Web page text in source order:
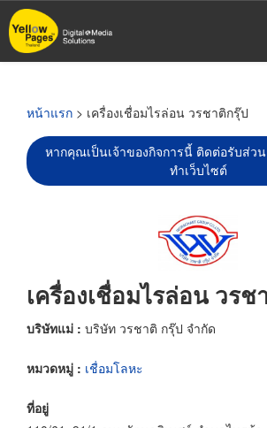
ข้าม
ไป
หน้าแรก > เครื่องเชื่อมไรล่อน วรชาติกรุ๊ป
หากคุณเป็นเจ้าของกิจการนี้ ติดต่อรับส่ว
ทำเว็บไซต์
เครื่องเชื่อมไรล่อน วรช
บริษัทแม่ : บริษัท วรชาติ กรุ๊ป จำกัด
หมวดหมู่ : เชื่อมโลหะ
ที่อยู่